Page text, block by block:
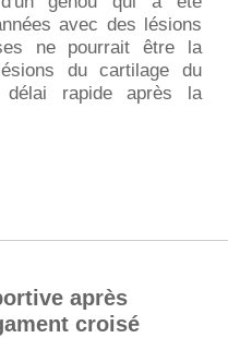
avec des lésions
ne pourrait être la
du cartilage du
délai rapide après la
après
croisé